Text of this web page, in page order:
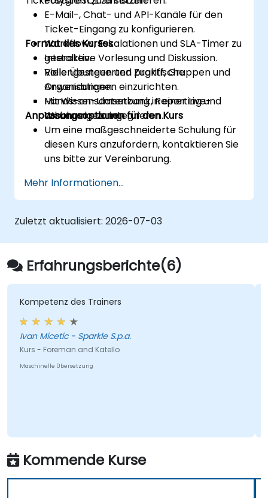
E-Mail-, Chat- und API-Kanäle für den
Ticket-Eingang zu konfigurieren.
Workflows, Eskalationen und SLA-Timer zu
gestalten.
Rollengesteuerten Zugriff, Gruppen und
Organisationen einzurichten.
Mit Wissensdatenbank, Reporting und
Webhooks zu integrieren.
Format des Kurses
Interaktive Vorlesung und Diskussion.
Viele Übungen und praktische
Anwendungen.
Hands-on-Umsetzung in einer Live-
Laborumgebung.
Anpassungsoptionen für den Kurs
Um eine maßgeschneiderte Schulung für
diesen Kurs anzufordern, kontaktieren Sie
uns bitte zur Vereinbarung.
Mehr Informationen...
Zuletzt aktualisiert: 2026-07-03
Erfahrungsberichte(6)
Kompetenz des Trainers
Ivan Micetic - Sparkle S.p.a.
Kurs - Foreman and Katello
Maschinelle Übersetzung
Kommende Kurse